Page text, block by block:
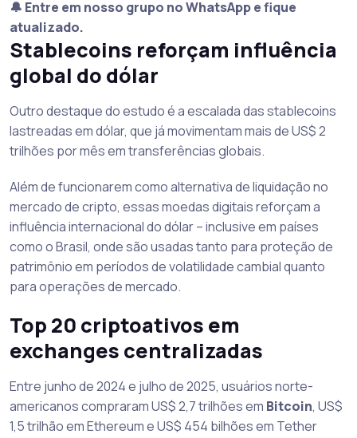
🔔 Entre em nosso grupo no WhatsApp e fique
atualizado.
Stablecoins reforçam influência
global do dólar
Outro destaque do estudo é a escalada das stablecoins
lastreadas em dólar, que já movimentam mais de US$ 2
trilhões por mês em transferências globais.
Além de funcionarem como alternativa de liquidação no
mercado de cripto, essas moedas digitais reforçam a
influência internacional do dólar – inclusive em países
como o Brasil, onde são usadas tanto para proteção de
patrimônio em períodos de volatilidade cambial quanto
para operações de mercado.
Top 20 criptoativos em
exchanges centralizadas
Entre junho de 2024 e julho de 2025, usuários norte-
americanos compraram US$ 2,7 trilhões em Bitcoin, US$
1,5 trilhão em Ethereum e US$ 454 bilhões em Tether